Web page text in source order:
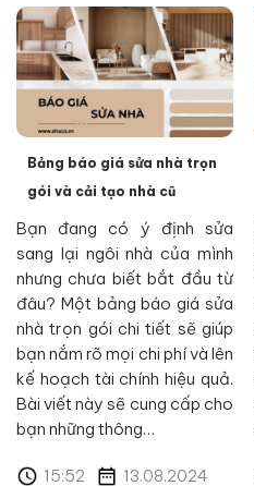
Bảng báo giá sửa nhà trọn
gói và cải tạo nhà cũ
Bạn đang có ý định sửa
sang lại ngôi nhà của mình
nhưng chưa biết bắt đầu từ
đâu? Một bảng báo giá sửa
nhà trọn gói chi tiết sẽ giúp
bạn nắm rõ mọi chi phí và lên
kế hoạch tài chính hiệu quả.
Bài viết này sẽ cung cấp cho
bạn những thông…
15:52 13.08.2024